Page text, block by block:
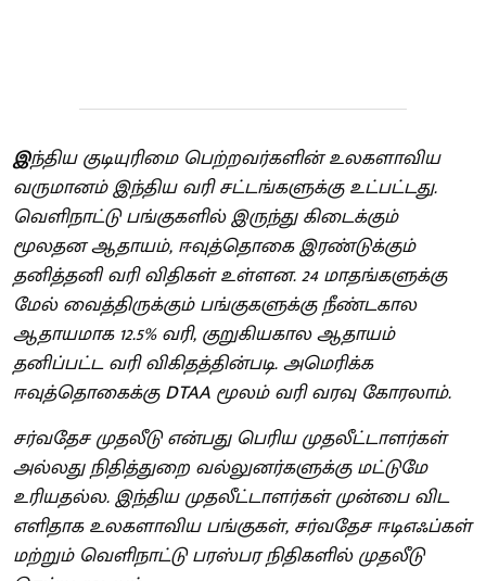
இந்திய குடியுரிமை பெற்றவர்களின் உலகளாவிய
வருமானம் இந்திய வரி சட்டங்களுக்கு உட்பட்டது.
வெளிநாட்டு பங்குகளில் இருந்து கிடைக்கும்
மூலதன ஆதாயம், ஈவுத்தொகை இரண்டுக்கும்
தனித்தனி வரி விதிகள் உள்ளன. 24 மாதங்களுக்கு
மேல் வைத்திருக்கும் பங்குகளுக்கு நீண்டகால
ஆதாயமாக 12.5% வரி, குறுகியகால ஆதாயம்
தனிப்பட்ட வரி விகிதத்தின்படி. அமெரிக்க
ஈவுத்தொகைக்கு DTAA மூலம் வரி வரவு கோரலாம்.
சர்வதேச முதலீடு என்பது பெரிய முதலீட்டாளர்கள்
அல்லது நிதித்துறை வல்லுனர்களுக்கு மட்டுமே
உரியதல்ல. இந்திய முதலீட்டாளர்கள் முன்பை விட
எளிதாக உலகளாவிய பங்குகள், சர்வதேச ஈடிஎஃப்கள்
மற்றும் வெளிநாட்டு பரஸ்பர நிதிகளில் முதலீடு